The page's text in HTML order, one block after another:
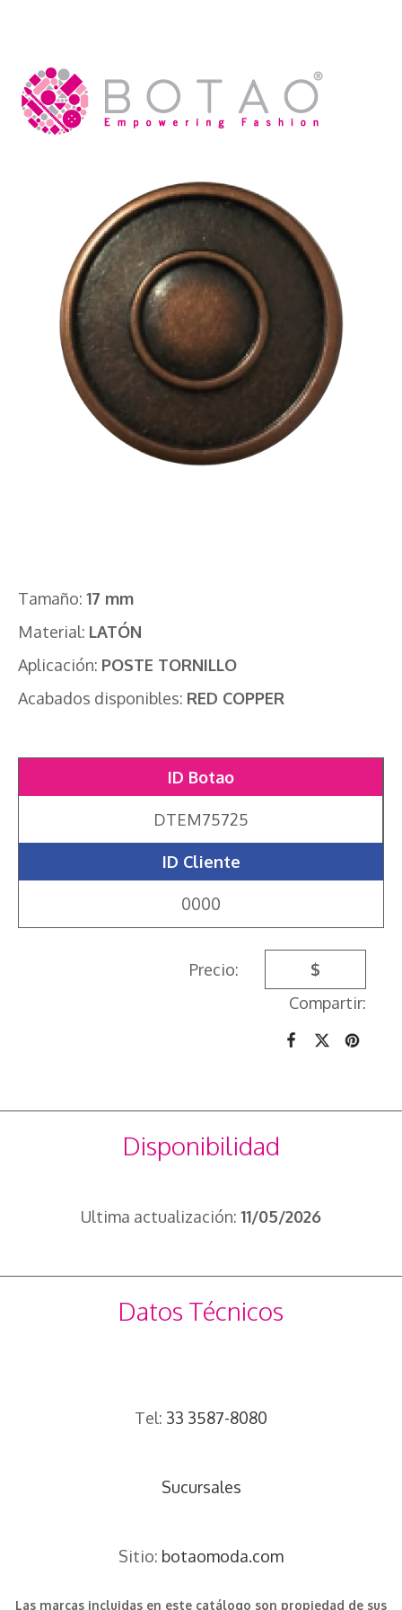
Tamaño: 17 mm
Material: LATÓN
Aplicación: POSTE TORNILLO
Acabados disponibles: RED COPPER
ID Botao
DTEM75725
ID Cliente
0000
Precio:
$
Compartir:
Disponibilidad
Ultima actualización: 11/05/2026
Datos Técnicos
Tel: 33 3587-8080
Sucursales
Sitio: botaomoda.com
Las marcas incluidas en este catálogo son propiedad de sus